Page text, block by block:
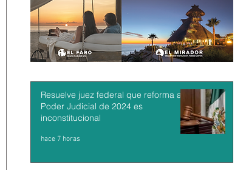
Resuelve juez federal que reforma al
Poder Judicial de 2024 es
inconstitucional
hace 7 horas